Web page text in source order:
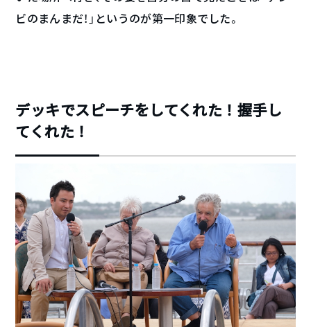
ビのまんまだ！」というのが第一印象でした。
デッキでスピーチをしてくれた！握手し
てくれた！